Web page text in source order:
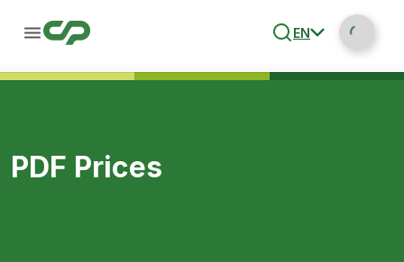
EN
PDF Prices